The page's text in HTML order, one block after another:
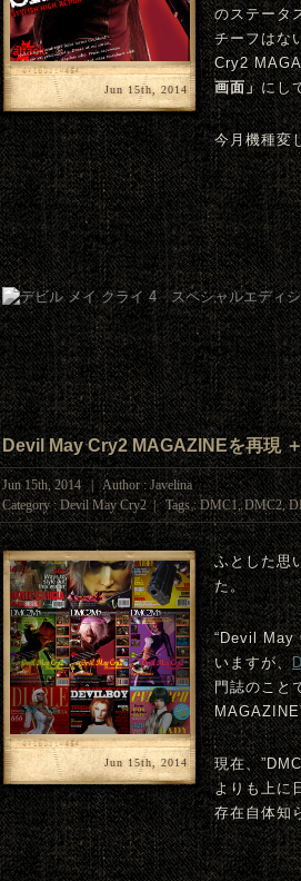
Jun 15th, 2014
のステータ
チーフはな
Cry2
画面」にし
今月機種変
Devil May Cry2 MAGAZINEを再現
Jun 15th, 2014 | Author : Javelina
Category :Devil May Cry2| Tags :DMC1,DMC2,
Jun 15th, 2014
ふとした思
た。
“Devil May
いますが、
門誌のこと
現在、”DMC
よりも上に
存在自体知